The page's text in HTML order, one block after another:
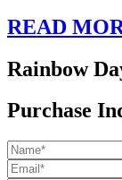
READ
Rainbow
Purchase